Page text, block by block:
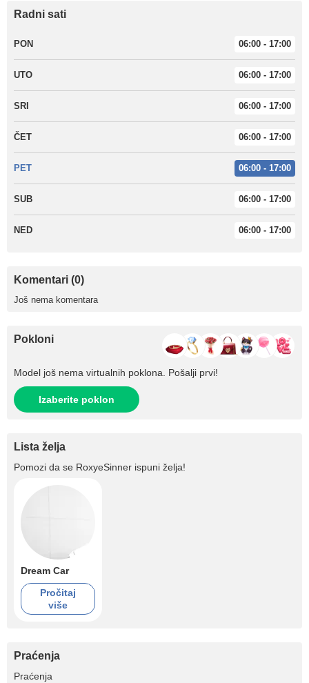
Radni sati
PON 06:00 - 17:00
UTO 06:00 - 17:00
SRI 06:00 - 17:00
ČET 06:00 - 17:00
PET 06:00 - 17:00
SUB 06:00 - 17:00
NED 06:00 - 17:00
Komentari (0)
Još nema komentara
Pokloni
Model još nema virtualnih poklona. Pošalji prvi!
Izaberite poklon
Lista želja
Pomozi da se RoxyeSinner ispuni želja!
Dream Car
Pročitaj
više
Praćenja
Praćenja